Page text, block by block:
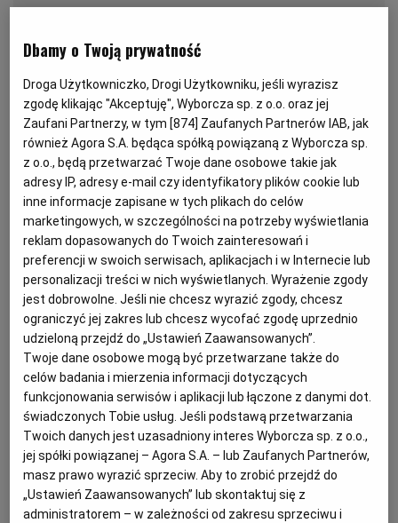
SOST, DIPY I INNE DODATKI
KUCHNIA INDYJSKA
KUCHNIA HISZPAŃSKA
KUCHNIA NIEMIECKA
GORZÓW WIELKOPOLSKI
KALISZ
KATOWICE
KIELCE
KOSZALIN
KRAKÓW
LUBLIN
ŁÓDŹ
OLSZTYN
TYLKO ZDROWIE
KSIĄŻKI. MAGAZYN DO CZYTANIA
NASZA EUROPA
SŁÓWKA. MAGAZYN O JĘZYKU
JUTRONAUCI
ARCHIWUM
INNE SERWISY
GAZETA.PL
TOK FM
SPORT.PL
PUBLIO.PL
KULTURALNYSKLEP.PL
DZIECKO
Zakwas na żur przygotowuje się bardzo prosto.
Najpierw umieszczamy w słoiku mąkę żytnią z wodą i
dodajemyczosnek oraz przyprawy. Następnie
odstawiamy naczynie w ciepłe miejsce i codziennie
mieszamy płyn, aż zacznie mieć kwaśny zapach.
Wtedy przelewamy go do butelek, trzymamy w
lodówce i kiedy trzeba, wykorzystujemy.
Porcja na 3-3,5 litra zupy (na 700 ml zakwasu)
Przygotowanie: 15 minut plus 3-5 dni oczekiwania
Dbamy o Twoją prywatność
Droga Użytkowniczko, Drogi Użytkowniku, jeśli wyrazisz
zgodę klikając "Akceptuję", Wyborcza sp. z o.o. oraz jej
Zaufani Partnerzy, w tym [874] Zaufanych Partnerów IAB, jak
również Agora S.A. będąca spółką powiązaną z Wyborcza sp.
z o.o., będą przetwarzać Twoje dane osobowe takie jak
adresy IP, adresy e-mail czy identyfikatory plików cookie lub
inne informacje zapisane w tych plikach do celów
marketingowych, w szczególności na potrzeby wyświetlania
reklam dopasowanych do Twoich zainteresowań i
preferencji w swoich serwisach, aplikacjach i w Internecie lub
personalizacji treści w nich wyświetlanych. Wyrażenie zgody
jest dobrowolne. Jeśli nie chcesz wyrazić zgody, chcesz
ograniczyć jej zakres lub chcesz wycofać zgodę uprzednio
udzieloną przejdź do „Ustawień Zaawansowanych”.
Twoje dane osobowe mogą być przetwarzane także do
celów badania i mierzenia informacji dotyczących
funkcjonowania serwisów i aplikacji lub łączone z danymi dot.
świadczonych Tobie usług. Jeśli podstawą przetwarzania
Twoich danych jest uzasadniony interes Wyborcza sp. z o.o.,
jej spółki powiązanej – Agora S.A. – lub Zaufanych Partnerów,
masz prawo wyrazić sprzeciw. Aby to zrobić przejdź do
„Ustawień Zaawansowanych” lub skontaktuj się z
administratorem – w zależności od zakresu sprzeciwu i